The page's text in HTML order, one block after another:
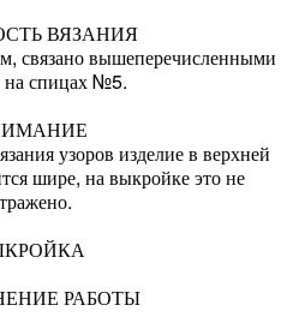
ВЯЗАНИЯ
связано вышеперечисленными
на спицах №5.
узоров изделие в верхней
шире, на выкройке это не
РАБОТЫ